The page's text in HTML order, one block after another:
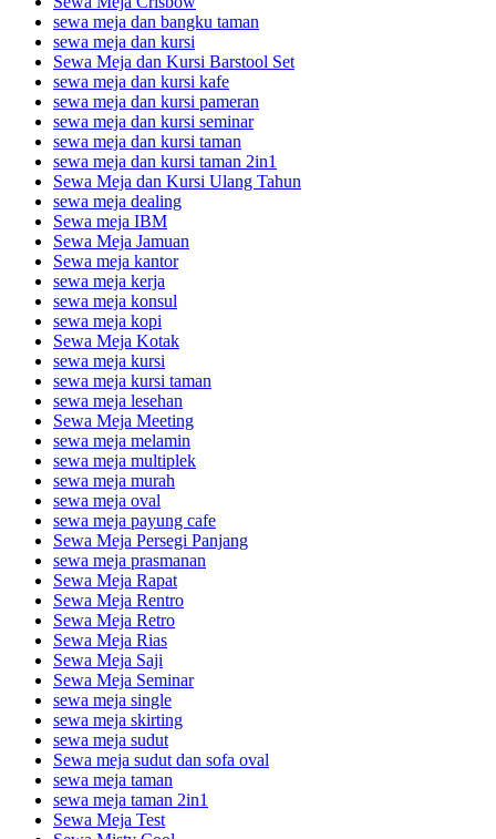
sewa meja dan bangku taman
sewa meja dan kursi
Sewa Meja dan Kursi Barstool Set
sewa meja dan kursi kafe
sewa meja dan kursi pameran
sewa meja dan kursi seminar
sewa meja dan kursi taman
sewa meja dan kursi taman 2in1
Sewa Meja dan Kursi Ulang Tahun
sewa meja dealing
Sewa meja IBM
Sewa Meja Jamuan
Sewa meja kantor
sewa meja kerja
sewa meja konsul
sewa meja kopi
Sewa Meja Kotak
sewa meja kursi
sewa meja kursi taman
sewa meja lesehan
Sewa Meja Meeting
sewa meja melamin
sewa meja multiplek
sewa meja murah
sewa meja oval
sewa meja payung cafe
Sewa Meja Persegi Panjang
sewa meja prasmanan
Sewa Meja Rapat
Sewa Meja Rentro
Sewa Meja Retro
Sewa Meja Rias
Sewa Meja Saji
Sewa Meja Seminar
sewa meja single
sewa meja skirting
sewa meja sudut
Sewa meja sudut dan sofa oval
sewa meja taman
sewa meja taman 2in1
Sewa Meja Test